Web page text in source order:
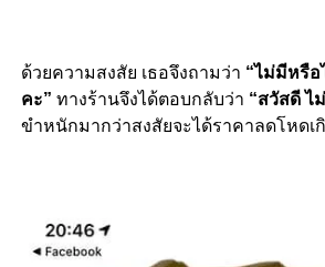
ด้วยความสงสัย เธอจึงถามว่า “ไม่มีหรือ
คะ” ทางร้านจึงได้ตอบกลับว่า “สวัสดี ไ
ขำหนักมากว่าสงสัยจะได้ราคาลดโหดเ